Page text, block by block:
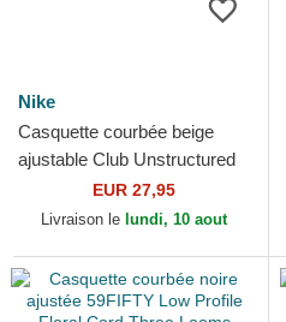
Nike
Casquette courbée beige
ajustable Club Unstructured
Organic Cotton Boston Red
Sox MLB Nike
EUR 27,95
Livraison le lundi, 10 aout